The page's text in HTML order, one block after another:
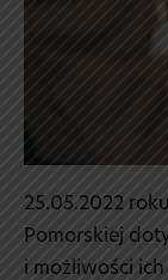
25.05.2022
Pomorskiej
i możliwości